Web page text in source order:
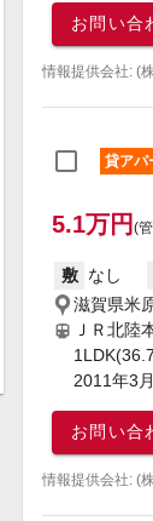
お問い合
情報提供会社: (
貸アパ
5.1万円 (
敷 なし
滋賀県米
ＪＲ北陸
2011年3
お問い合
情報提供会社: (